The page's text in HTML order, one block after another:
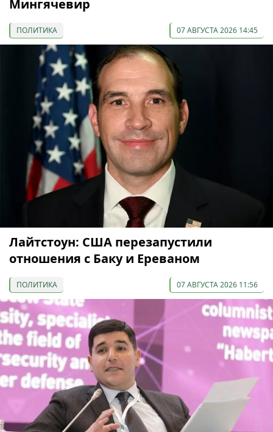
Мингячевир
ПОЛИТИКА 07 АВГУСТА 2026 14:45
Лайтстоун: США перезапустили
отношения с Баку и Ереваном
ПОЛИТИКА 07 АВГУСТА 2026 11:56